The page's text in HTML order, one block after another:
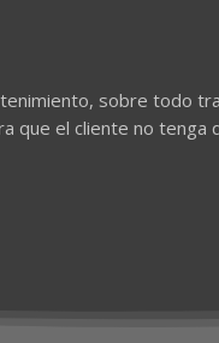
sobre todo
que el cliente no